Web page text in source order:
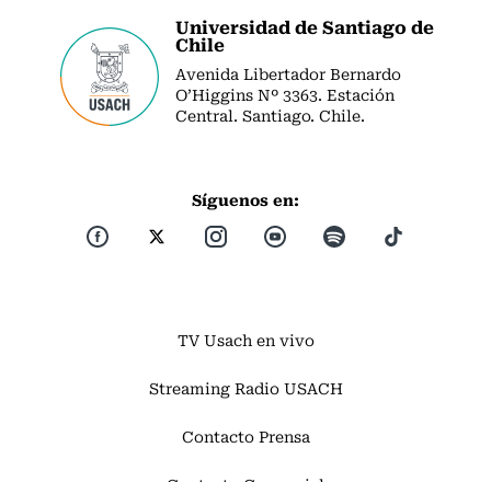
Universidad de Santiago de
Chile
Avenida Libertador Bernardo
O’Higgins Nº 3363. Estación
Central. Santiago. Chile.
Síguenos en:
TV Usach en vivo
Streaming Radio USACH
Contacto Prensa